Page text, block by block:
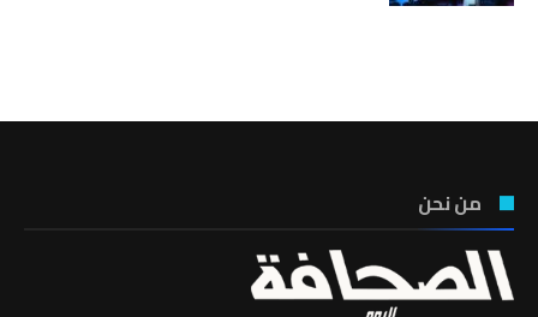
من نحن